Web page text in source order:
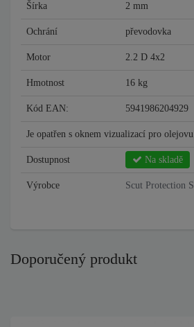
Šírka 2 mm
Ochrání převodovka
Motor 2.2 D 4x2
Hmotnost 16 kg
Kód EAN: 5941986204929
Je opatřen s oknem vizualizací pro
Dostupnost Na skladě
Výrobce Scut Protection
Doporučený produkt